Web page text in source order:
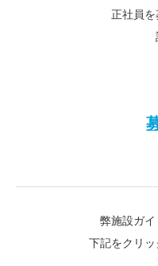
正社員を
弊施設ガ
下記をクリッ